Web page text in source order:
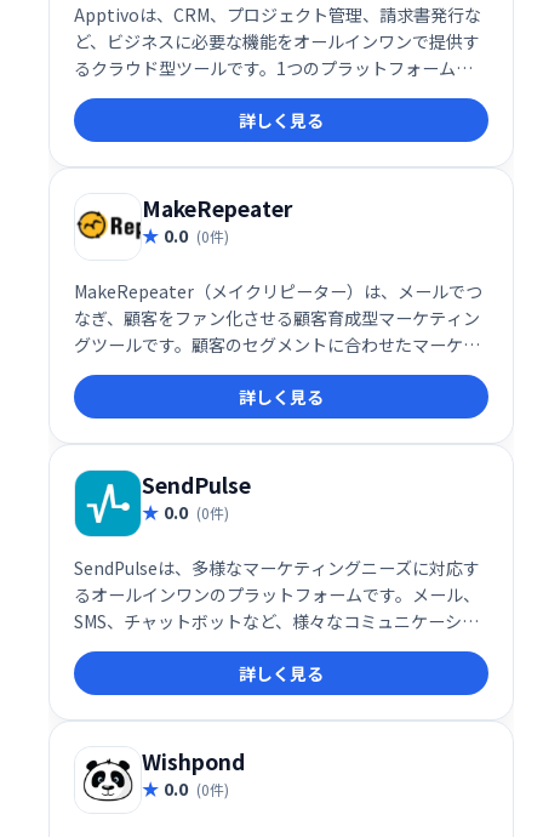
Apptivoは、CRM、プロジェクト管理、請求書発行な
ど、ビジネスに必要な機能をオールインワンで提供す
るクラウド型ツールです。1つのプラットフォームで
業務を効率化し、生産性を向上させます。様々なビジ
ネスニーズに対応できる柔軟性と、直感的な操作性を
兼ね備えています。中小企業から大企業まで、幅広い
規模のビジネスを支援します。
詳しく見る
MakeRepeater
0.0 (0件)
MakeRepeater（メイクリピーター）は、メールでつ
なぎ、顧客をファン化させる顧客育成型マーケティン
グツールです。顧客のセグメントに合わせたマーケテ
ィングアプローチが可能です。Makeshopとの連携が
できます。
詳しく見る
SendPulse
0.0 (0件)
SendPulseは、多様なマーケティングニーズに対応す
るオールインワンのプラットフォームです。メール、
SMS、チャットボットなど、様々なコミュニケーショ
ンチャネルを活用したマーケティングキャンペーンを
効率的に実行できます。ユーザーフレンドリーなイン
ターフェースで、初心者にも簡単に利用可能。顧客エ
ンゲージメントを高め、ビジネス成長を促進します。
詳細な分析機能も搭載し、効果測定も容易です。
詳しく見る
Wishpond
0.0 (0件)